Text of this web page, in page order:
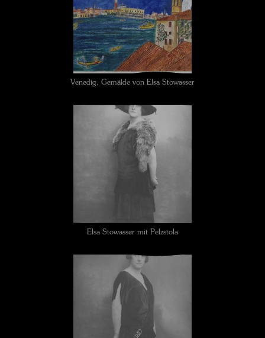
Venedig, Gemälde von Elsa Stowasser
Elsa Stowasser mit Pelzstola